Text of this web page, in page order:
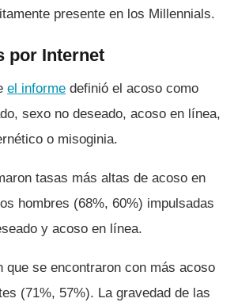
presente en los Millennials.
por Internet
el informe definió el acoso como
sexo no deseado, acoso en lí­nea,
o misoginia.
tasas más altas de acoso en
hombres (68%, 60%) impulsadas
y acoso en lí­nea.
que se encontraron con más acoso
(71%, 57%). La gravedad de las